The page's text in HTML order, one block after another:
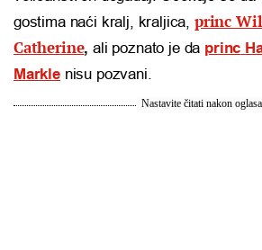
gostima naći kralj, kraljica, princ
Catherine, ali poznato je da princ
Marklenisu pozvani.
Nastavite čitati nakon oglasa